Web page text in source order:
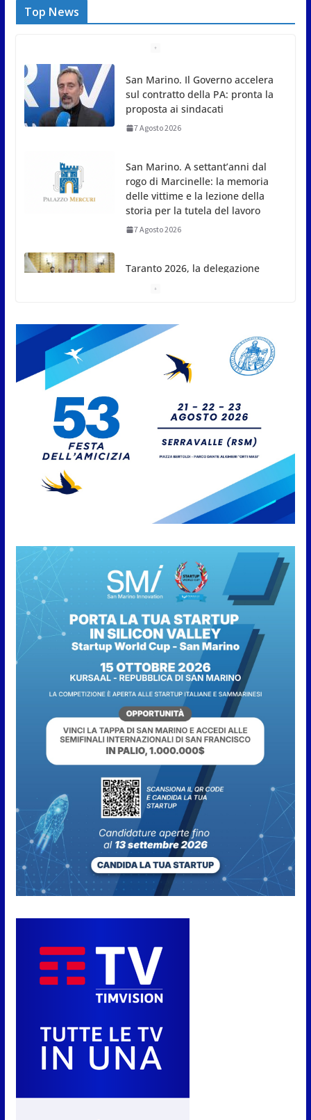
Top News
San Marino. Il Governo accelera
sul contratto della PA: pronta la
proposta ai sindacati
7 Agosto 2026
San Marino. A settant’anni dal
rogo di Marcinelle: la memoria
delle vittime e la lezione della
storia per la tutela del lavoro
7 Agosto 2026
Taranto 2026, la delegazione
portabandiera
7 Agosto 2026
L’Associazione Frontalieri Italia
l’Ambasciatore Colaceci per un
confronto su diritti e
discriminazioni a scapito dei
lavoratori
San Marino. L’ordinanza sul
preventiva, non ci sono carenze
idriche al momento, ma il
risparmio è sempre buona
norma